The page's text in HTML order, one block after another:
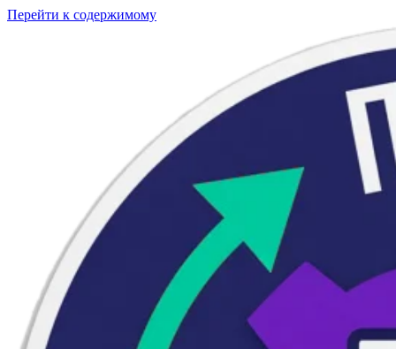
Перейти к содержимому